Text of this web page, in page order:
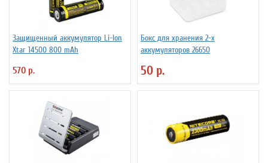
Защищенный аккумулятор Li-Ion
Xtar 14500 800 mAh
570 р.
Бокс для хранения 2-х
аккумуляторов 26650
50 р.